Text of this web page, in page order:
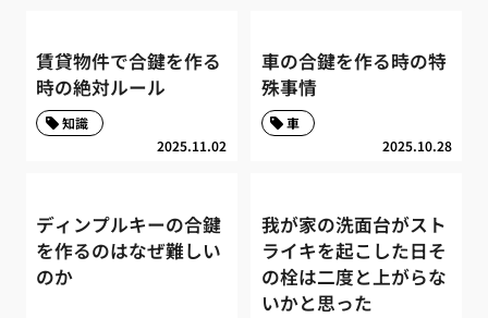
賃貸物件で合鍵を作る
時の絶対ルール
2025.11.02
知識
車の合鍵を作る時の特
殊事情
2025.10.28
車
ディンプルキーの合鍵
を作るのはなぜ難しい
のか
我が家の洗面台がスト
ライキを起こした日そ
の栓は二度と上がらな
いかと思った